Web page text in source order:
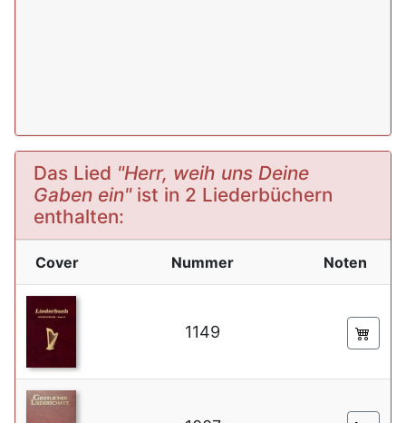
Das Lied "Herr, weih uns Deine
Gaben ein"ist in 2 Liederbüchern
enthalten:
Cover Nummer Noten
1149